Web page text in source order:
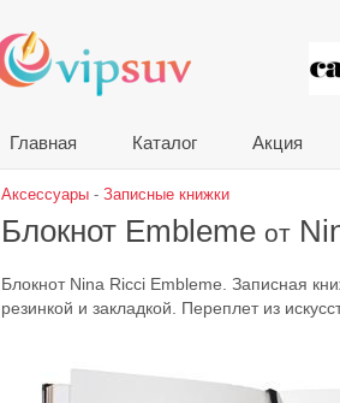
Главная Каталог Акция
Аксессуары - Записные книжки
Блокнот Embleme от
Блокнот Nina Ricci Embleme. Записная
резинкой и закладкой. Переплет из